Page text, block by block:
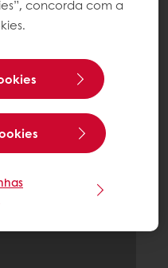
concorda com a